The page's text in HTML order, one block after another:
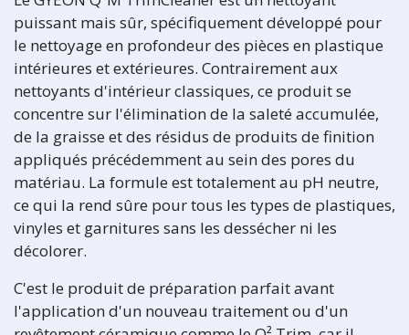
puissant mais sûr, spécifiquement développé pour
le nettoyage en profondeur des pièces en plastique
intérieures et extérieures. Contrairement aux
nettoyants d'intérieur classiques, ce produit se
concentre sur l'élimination de la saleté accumulée,
de la graisse et des résidus de produits de finition
appliqués précédemment au sein des pores du
matériau. La formule est totalement au pH neutre,
ce qui la rend sûre pour tous les types de plastiques,
vinyles et garnitures sans les dessécher ni les
décolorer.
C'est le produit de préparation parfait avant
l'application d'un nouveau traitement ou d'un